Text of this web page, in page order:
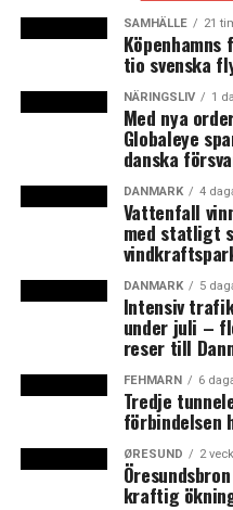
Max IV i Lund är två
internationellt ledande
målsättningar, effektivare
övergripande vision.
ESS-strategi,
minister för högre
pressmeddelande från
Regeringen ska bland
kansli som ska samordna
forskningsanläggningen
kompetensförsörjningen
relevanta för ESS och
stärka samarbetet mellan
Med den nya strategin vill
forskarvärlden.
skrivelsen har
SAMHÄLLE 21
tio svenska
NÄRINGSLIV 1
Med nya
Globaleye
danska
DANMARK 4
Vattenfall
med statligt
DANMARK 5
Intensiv
under juli –
reser till
FEHMARN 6
Tredje
förbindelsen
ØRESUND 2
kraftig